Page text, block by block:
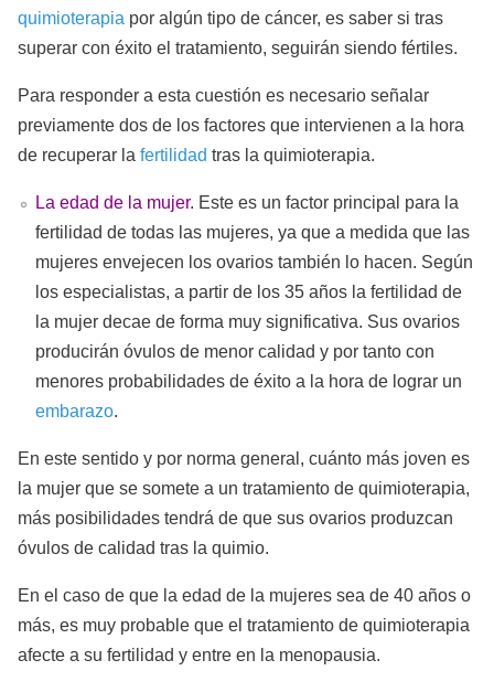
quimioterapia por algún tipo de cáncer, es saber si tras
superar con éxito el tratamiento, seguirán siendo fértiles.
Para responder a esta cuestión es necesario señalar
previamente dos de los factores que intervienen a la hora
de recuperar la fertilidad tras la quimioterapia.
La edad de la mujer. Este es un factor principal para la
fertilidad de todas las mujeres, ya que a medida que las
mujeres envejecen los ovarios también lo hacen. Según
los especialistas, a partir de los 35 años la fertilidad de
la mujer decae de forma muy significativa. Sus ovarios
producirán óvulos de menor calidad y por tanto con
menores probabilidades de éxito a la hora de lograr un
embarazo.
En este sentido y por norma general, cuánto más joven es
la mujer que se somete a un tratamiento de quimioterapia,
más posibilidades tendrá de que sus ovarios produzcan
óvulos de calidad tras la quimio.
En el caso de que la edad de la mujeres sea de 40 años o
más, es muy probable que el tratamiento de quimioterapia
afecte a su fertilidad y entre en la menopausia.